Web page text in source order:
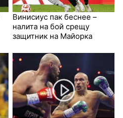
Винисиус пак беснее –
налита на бой срещу
защитник на Майорка